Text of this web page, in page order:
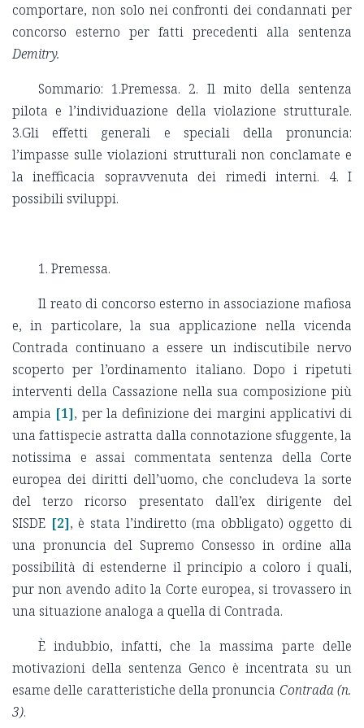
comportare, non solo nei confronti dei condannati per
concorso esterno per fatti precedenti alla sentenza
Demitry.
Sommario: 1.Premessa. 2. Il mito della sentenza
pilota e l’individuazione della violazione strutturale.
3.Gli effetti generali e speciali della pronuncia:
l’impasse sulle violazioni strutturali non conclamate e
la inefficacia sopravvenuta dei rimedi interni. 4. I
possibili sviluppi.
1. Premessa.
Il reato di concorso esterno in associazione mafiosa
e, in particolare, la sua applicazione nella vicenda
Contrada continuano a essere un indiscutibile nervo
scoperto per l’ordinamento italiano. Dopo i ripetuti
interventi della Cassazione nella sua composizione più
ampia [1], per la definizione dei margini applicativi di
una fattispecie astratta dalla connotazione sfuggente, la
notissima e assai commentata sentenza della Corte
europea dei diritti dell’uomo, che concludeva la sorte
del terzo ricorso presentato dall’ex dirigente del
SISDE [2], è stata l’indiretto (ma obbligato) oggetto di
una pronuncia del Supremo Consesso in ordine alla
possibilità di estenderne il principio a coloro i quali,
pur non avendo adito la Corte europea, si trovassero in
una situazione analoga a quella di Contrada.
È indubbio, infatti, che la massima parte delle
motivazioni della sentenza Genco è incentrata su un
esame delle caratteristiche della pronuncia Contrada (n.
3).